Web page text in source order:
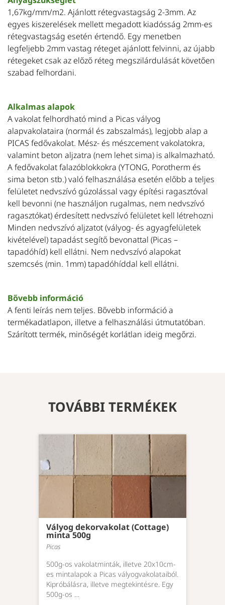
1,67kg/mm/m2. Ajánlott rétegvastagság 2-3mm. Az
egyes kiszerelések mellett megadott kiadósság 2mm-es
rétegvastagság esetén értendő. Egy menetben
legfeljebb 2mm vastag réteget ajánlott felvinni, az újabb
rétegeket csak az előző réteg megszilárdulását követően
szabad felhordani.
Alkalmas alapok
A vakolat felhordható mind a Picas vályog
alapvakolataira (normál és zabszalmás), legjobb alap a
PICAS fedővakolat. Mész- és mészcement vakolatokra,
valamint beton aljzatra (nem lehet sima) is alkalmazható.
A fedővakolat falazóblokkokra (YTONG, Porotherm és
sima beton stb.) való felhasználása esetén előbb a teljes
felületet nedvszívó gúzolással vagy építési ragasztóval
kell bevonni (ne használjon rugalmas, nem nedvszívó
ragasztókat) érdesített nedvszívó felületet kell létrehozni
Minden nedvszívó aljzatot (vályog- és agyagfelületek
kivételével) tapadást segítő bevonattal (Picas –
tapadóhíd) kell ellátni. Nem nedvszívó alapokat
szemcsés (min. 1mm) tapadóhíddal kell ellátni.
Bővebb információ
A fenti leírás nem teljes. Bővebb információ a
termékadatlapon, illetve a felhasználási útmutatóban.
Szárított termék, minőségét korlátlan ideig megőrzi.
TOVÁBBI TERMÉKEK
Vályog dekorvakolat (Cottage)
minta 500g
Picas
500g-os vakolatminták, illetve 20x10cm-
es mintalapok a Picas vályogvakolataiból.
Kipróbálásra, illetve megtekintésre. Egy
500g-os …